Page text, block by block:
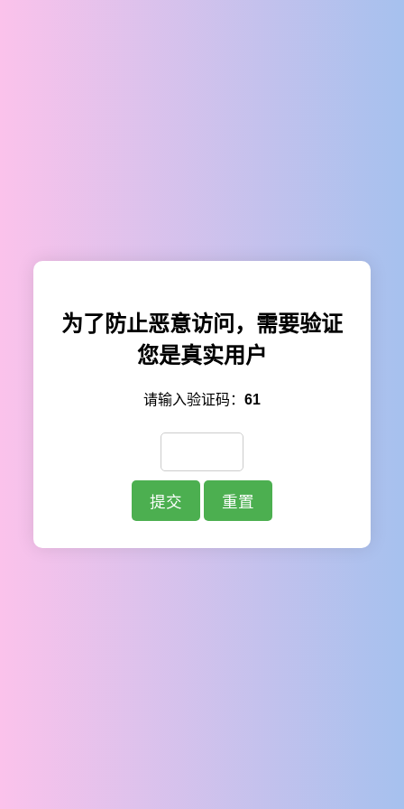
为了防止恶意访问，需要验证
您是真实用户
请输入验证码： 61
提交 重置